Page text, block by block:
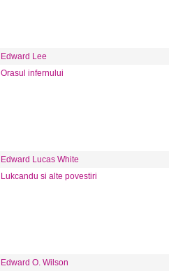
Edward Lee
Orasul infernului
Edward Lucas White
Lukcandu si alte povestiri
Edward O. Wilson